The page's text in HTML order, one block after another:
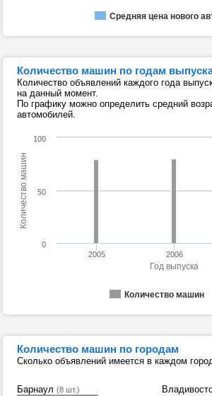
Средняя цена нового
Количество машин по годам
Количество объявлений каждого года
на данный момент.
По графику можно определить средний
автомобилей.
Год выпуска
Количество машин
Количество машин
2005 2006
0
50
100
Количество машин по городам
Сколько объявлений имеется в каждом
Барнаул (8 шт.)